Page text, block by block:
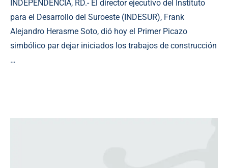
INDEPENDENCIA, RD.- El director ejecutivo del Instituto
para el Desarrollo del Suroeste (INDESUR), Frank
Alejandro Herasme Soto, dió hoy el Primer Picazo
simbólico par dejar iniciados los trabajos de construcción
…